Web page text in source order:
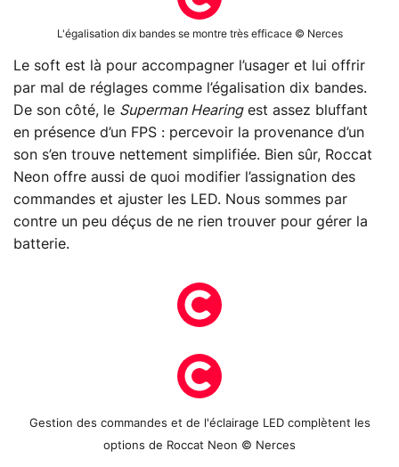
L'égalisation dix bandes se montre très efficace © Nerces
Le soft est là pour accompagner l’usager et lui offrir
par mal de réglages comme l’égalisation dix bandes.
De son côté, le Superman Hearingest assez bluffant
en présence d’un FPS : percevoir la provenance d’un
son s’en trouve nettement simplifiée. Bien sûr, Roccat
Neon offre aussi de quoi modifier l’assignation des
commandes et ajuster les LED. Nous sommes par
contre un peu déçus de ne rien trouver pour gérer la
batterie.
Gestion des commandes et de l'éclairage LED complètent les
options de Roccat Neon © Nerces